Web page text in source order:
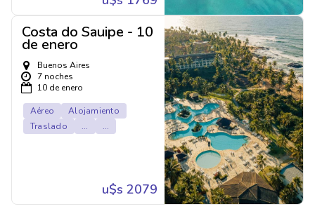
Costa do Sauipe - 10
de enero
Buenos Aires
7 noches
10 de enero
Aéreo
Alojamiento
Traslado
... ...
u$s 2079